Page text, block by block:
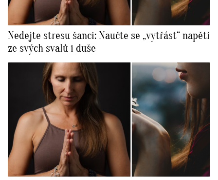
Nedejte stresu šanci: Naučte se „vytřást“ napětí
ze svých svalů i duše